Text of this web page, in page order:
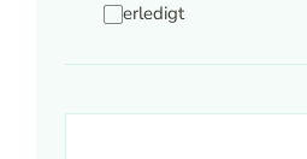
erledigt